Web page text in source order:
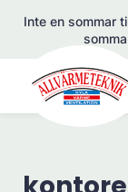
Inte en sommar